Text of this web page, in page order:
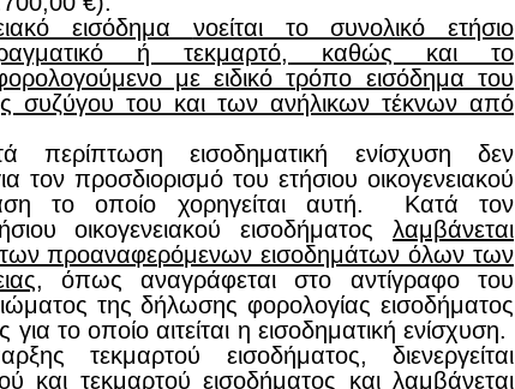
εισόδημα νοείται το συνολικό ετήσιο
ή τεκμαρτό, καθώς και το
με ειδικό τρόπο εισόδημα του
συζύγου του και των ανήλικων τέκνων από
εισοδηματική ενίσχυση δεν
τον προσδιορισμό του ετήσιου οικογενειακού
το οποίο χορηγείται αυτή. Κατά τον
οικογενειακού εισοδήματος λαμβάνεται
προαναφερόμενων εισοδημάτων όλων των
, όπως αναγράφεται στο αντίγραφο του
της δήλωσης φορολογίας εισοδήματος
για το οποίο αιτείται η εισοδηματική ενίσχυση.
τεκμαρτού εισοδήματος, διενεργείται
και τεκμαρτού εισοδήματος και λαμβάνεται